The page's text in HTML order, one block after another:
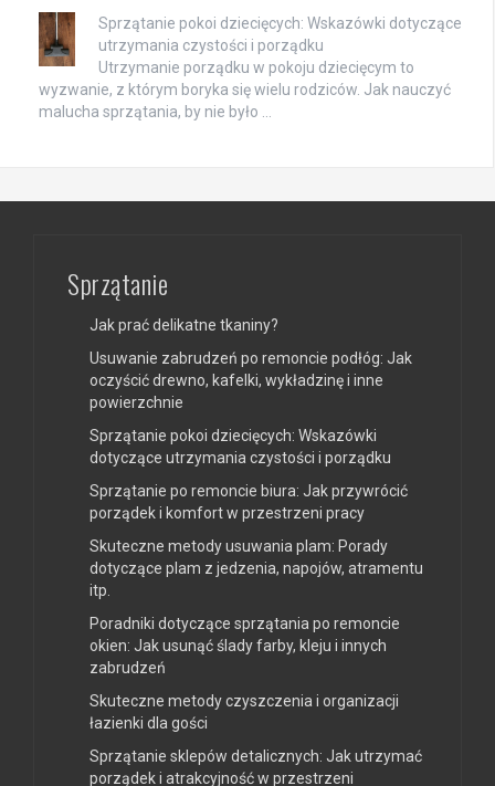
Sprzątanie pokoi dziecięcych: Wskazówki dotyczące
utrzymania czystości i porządku
Utrzymanie porządku w pokoju dziecięcym to
wyzwanie, z którym boryka się wielu rodziców. Jak nauczyć
malucha sprzątania, by nie było …
Sprzątanie
Jak prać delikatne tkaniny?
Usuwanie zabrudzeń po remoncie podłóg: Jak
oczyścić drewno, kafelki, wykładzinę i inne
powierzchnie
Sprzątanie pokoi dziecięcych: Wskazówki
dotyczące utrzymania czystości i porządku
Sprzątanie po remoncie biura: Jak przywrócić
porządek i komfort w przestrzeni pracy
Skuteczne metody usuwania plam: Porady
dotyczące plam z jedzenia, napojów, atramentu
itp.
Poradniki dotyczące sprzątania po remoncie
okien: Jak usunąć ślady farby, kleju i innych
zabrudzeń
Skuteczne metody czyszczenia i organizacji
łazienki dla gości
Sprzątanie sklepów detalicznych: Jak utrzymać
porządek i atrakcyjność w przestrzeni